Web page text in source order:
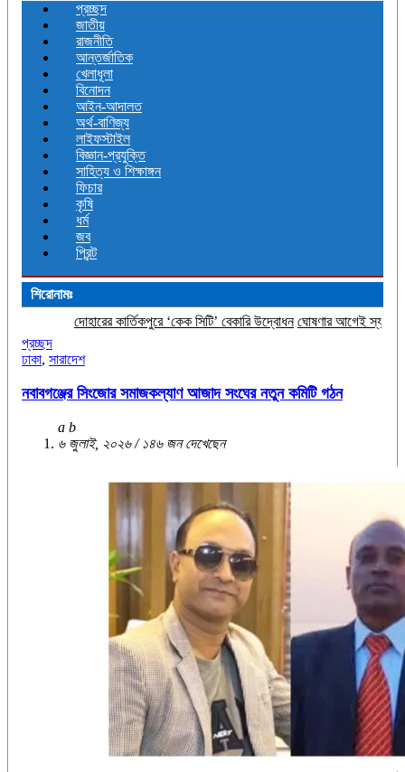
প্রচ্ছদ
জাতীয়
রাজনীতি
আন্তর্জাতিক
খেলাধূলা
বিনোদন
আইন-আদালত
অর্থ-বাণিজ্য
লাইফস্টাইল
বিজ্ঞান-প্রযুক্তি
সাহিত্য ও শিক্ষাঙ্গন
ফিচার
কৃষি
ধর্ম
জব
প্রিন্ট
শিরোনামঃ
কার্তিকপুরে ‘কেক সিটি’ বেকারি উদ্বোধন ঘোষণার আগেই স্যামসাং গ্যালাক্সি
প্রচ্ছদ
ঢাকা, সারাদেশ
নবাবগঞ্জের সিংজোর সমাজকল্যাণ আজাদ সংঘের নতুন কমিটি গঠন
a b
৬ জুলাই, ২০২৬ / ১৪৬ জন দেখেছেন